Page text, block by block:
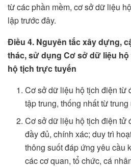
từ các phần mềm, cơ sở dữ liệu
lập trước đây.
Điều 4. Nguyên tắc xây dựng,
thác, sử dụng Cơ sở dữ liệu
hộ tịch trực tuyến
Cơ sở dữ liệu hộ tịch điện từ
tập trung, thống nhất từ
Cơ sở dữ liệu hộ tịch điện tử
đầy đủ, chính xác; duy trì
thông suốt đáp ứng yêu cầu
các cơ quan, tổ chức, cá